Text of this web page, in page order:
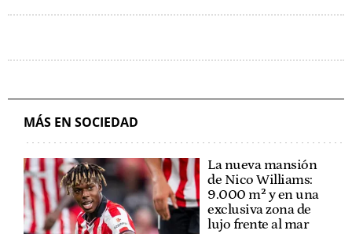
MÁS EN SOCIEDAD
La nueva mansión
de Nico Williams:
9.000 m² y en una
exclusiva zona de
lujo frente al mar